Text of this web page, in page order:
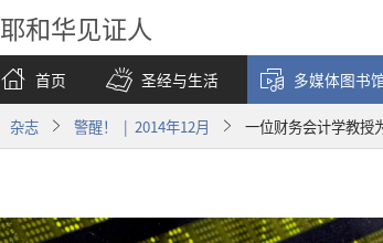
耶和华见证人
首页
圣经与生活 多媒体图书
杂志 警醒！ | 2014年12月 一位财务会计学教授